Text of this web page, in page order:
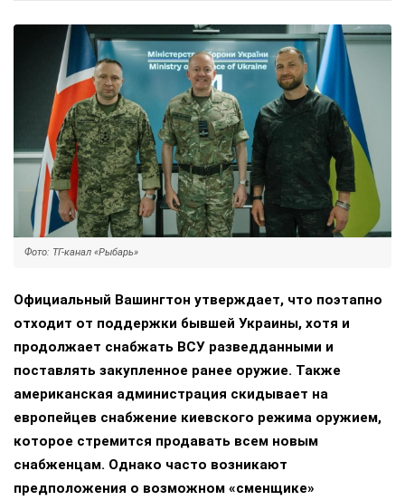
Фото: ТГ-канал «Рыбарь»
Официальный Вашингтон утверждает, что поэтапно
отходит от поддержки бывшей Украины, хотя и
продолжает снабжать ВСУ разведданными и
поставлять закупленное ранее оружие. Также
американская администрация скидывает на
европейцев снабжение киевского режима оружием,
которое стремится продавать всем новым
снабженцам. Однако часто возникают
предположения о возможном «сменщике»